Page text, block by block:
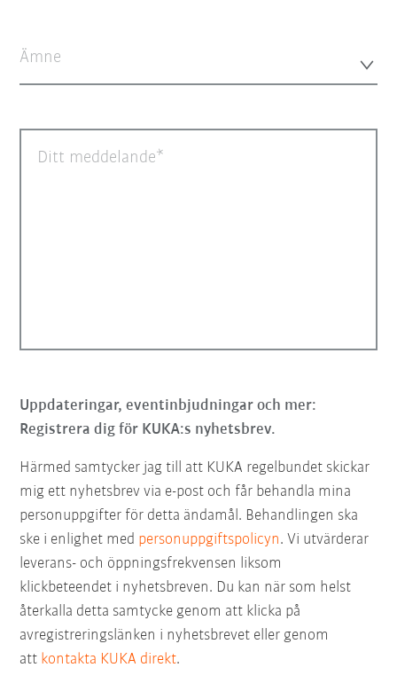
Ämne
Ditt meddelande
Uppdateringar, eventinbjudningar och mer:
Registrera dig för KUKA:s nyhetsbrev.
Härmed samtycker jag till att KUKA regelbundet skickar
mig ett nyhetsbrev via e-post och får behandla mina
personuppgifter för detta ändamål. Behandlingen ska
ske i enlighet med personuppgiftspolicyn. Vi utvärderar
leverans- och öppningsfrekvensen liksom
klickbeteendet i nyhetsbreven. Du kan när som helst
återkalla detta samtycke genom att klicka på
avregistreringslänken i nyhetsbrevet eller genom
att kontakta KUKA direkt.